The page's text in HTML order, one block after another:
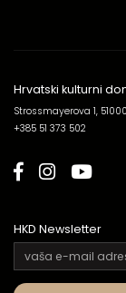
Hrvatski kulturni
Strossmayerova 1,
+385 51 373 502
HKD Newsletter